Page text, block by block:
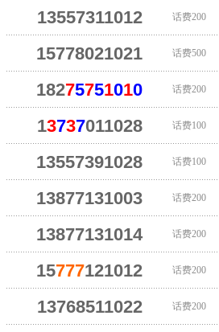
13557311012 话费200
15778021021 话费500
18275751010 话费200
13737011028 话费100
13557391028 话费100
13877131003 话费200
13877131014 话费200
15777121012 话费200
13768511022 话费200